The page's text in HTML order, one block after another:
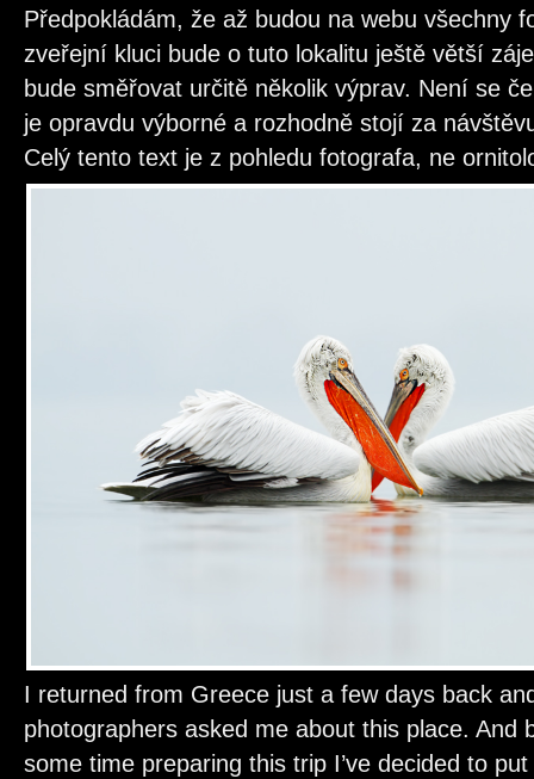
Předpokládám, že až budou na webu všechny
zveřejní kluci bude o tuto lokalitu ještě větší
bude směřovat určitě několik výprav. Není se
je opravdu výborné a rozhodně stojí za
Celý tento text je z pohledu fotografa, ne
I returned from Greece just a few days back
photographers asked me about this place. And
some time preparing this trip I’ve decided to